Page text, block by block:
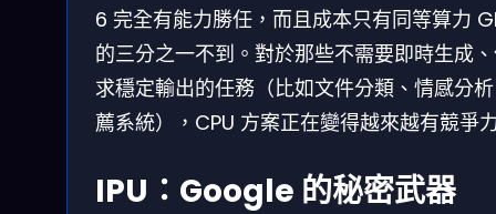
6 完全有能力勝任，而且成本只有同等算力
的三分之一不到。對於那些不需要即時生成
求穩定輸出的任務（比如文件分類、情感分
薦系統），CPU 方案正在變得越來越有競爭
IPU：Google 的秘密武器